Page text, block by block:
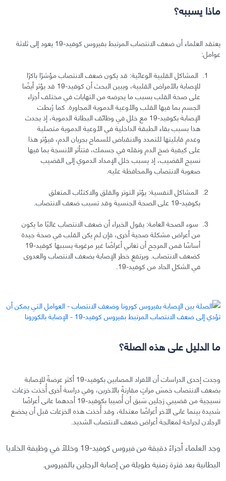
ماذا يسببه؟
يعتقد العلماء أن ضعف الانتصاب المرتبط بفيروس كوفيد-19 يعود إلى ثلاثة
عوامل:
المشاكل القلبية الوعائية: قد يكون ضعف الانتصاب مؤشرًا باكرًا
للإصابة بالأمراض القلبية، ويبين البحث أن كوفيد-19 قد يؤثر أيضًا
على صحة القلب بسبب ما يحرضه من التهابات في مختلف أجزاء
الجسم بما فيها القلب والأوعية الدموية المجاورة. كما رُبطت
الإصابة بكوفيد-19 مع خلل في وظائف البطانة الدموية، إذ يحدث
هذا بسبب بقاء الطبقة الداخلية في الأوعية الدموية متصلبة
وعدم قابليتها للتمدد والانقباض للسماح بجريان الدم، فيؤثر هذا
على كيفية ضخ الدم ونقله في جسمك، فتتأثر الأنسجة بما فيها
نسيج القضيب، إذ يسبب خلل الإمداد الدموي إلى القضيب
صعوبة الانتصاب والمحافظة عليه.
المشاكل النفسية: يؤثر التوتر والقلق والاكتئاب المتعلق
بكوفيد-19 على الصحة الجنسية وقد تسبب ضعف الانتصاب.
سوء الصحة العامة: يقول الخبراء أن ضعف الانتصاب غالبًا ما يكون
من أعراض مشكلة صحية أخرى، فإن لم يكن القلب في صحة جيدة
أساسًا فمن المرجح أن تعاني أعراضًا غير مرغوبة يسببها كوفيد-19
كضعف الانتصاب. ويرتفع خطر الإصابة بضعف الانتصاب والعدوى
في الشكل الحاد من كوفيد-19.
ما الدليل على هذه الصلة؟
وجدت إحدى الدراسات أن الأفراد المصابين بكوفيد-19 أكثر عرضةً للإصابة
بضعف الانتصاب خمسَ مراتٍ مقارنةً بالآخرين، وفي دراسة أخرى أُخذت خزعات
نسيجية من قضيبي رَجلين سَبق أن أُصيبا بكوفيد-19 أحدهما عانى أعراضًا
شديدة بينما عانى الآخر أعراضًا معتدلة، وقد أُخذت هذه الخزعات قبل أن يخضع
الرجلان لجراحة لمعالجة أعراض ضعف الانتصاب الشديد.
وجد العلماء أجزاءً دقيقة من فيروس كوفيد-19 وخللًا في وظيفة الخلايا
البطانية بعد فترة زمنية طويلة من إصابة الرجلين بالفيروس.